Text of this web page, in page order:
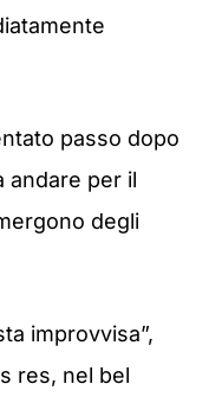
passo dopo
andare per il
degli
improvvisa”,
res, nel bel